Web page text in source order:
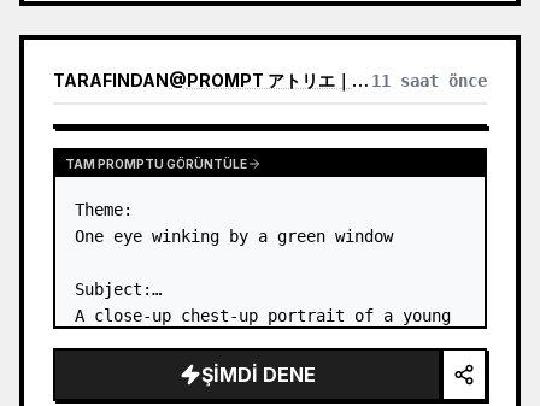
TARAFINDAN@PROMPT アトリエ｜AI画像プロンプト 11 saat önce
TAM PROMPTU GÖRÜNTÜLE
Theme:
One eye winking by a green window
Subject:
A close-up chest-up portrait of a young
leaning her cheek on one hand and
smiling with one eye closed at a wooden
ŞIMDI DENE